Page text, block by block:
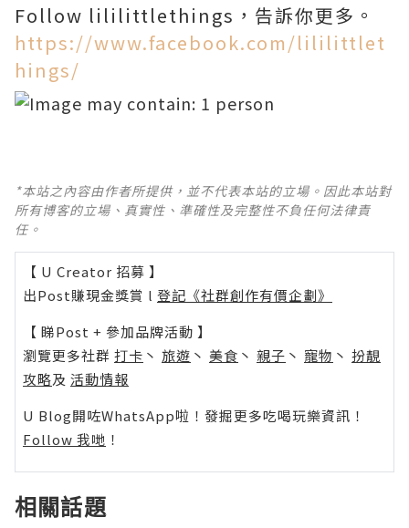
Follow lililittlethings，告訴你更多。
https://www.facebook.com/lililittlet
hings/
*本站之內容由作者所提供，並不代表本站的立場。因此本站對
所有博客的立場、真實性、準確性及完整性不負任何法律責
任。
【 U Creator 招募 】
出Post賺現金獎賞 l 登記《社群創作有價企劃》
【 睇Post + 參加品牌活動 】
瀏覽更多社群 打卡 丶 旅遊 丶 美食 丶 親子 丶 寵物 丶 扮靚
攻略及 活動情報
U Blog開咗WhatsApp啦！發掘更多吃喝玩樂資訊！
Follow 我哋 ！
相關話題